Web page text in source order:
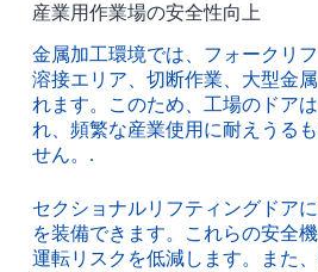
産業用作業場の安全性向上
金属加工環境では、フォークリ
溶接エリア、切断作業、大型金
れます。このため、工場のドア
れ、頻繁な産業使用に耐えうる
せん。.
セクショナルリフティングドア
を装備できます。これらの安全
運転リスクを低減します。また